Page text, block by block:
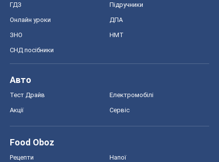
ГДЗ Підручники
Онлайн уроки ДПА
ЗНО НМТ
СНД посібники
Авто
Тест Драйв Електромобілі
Акції Сервіс
Food Oboz
Рецепти Напої